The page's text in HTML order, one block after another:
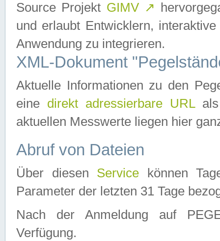
Source Projekt GIMV ↗
und erlaubt Entwicklern,
Anwendung zu integrieren.
XML-Dokument
Aktuelle Informationen zu den
eine direkt adressierbare URLals
aktuellen Messwerte liegen hier
Abruf von Dateien
Über diesen Service können
Parameter der letzten 31 Tage
Nach der Anmeldung auf
Verfügung.